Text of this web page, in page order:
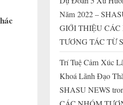
Năm 2022 –
GIỚI THIỆU
TƯƠNG TÁC TỪ
Trí Tuệ Cảm Xúc
Khoá Lãnh Đạo
SHASU NEWS